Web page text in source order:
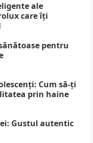
ale
care îți
pentru
Cum să-ți
prin haine
Gustul autentic